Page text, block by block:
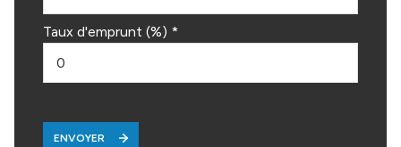
Taux d'emprunt (%) *
ENVOYER